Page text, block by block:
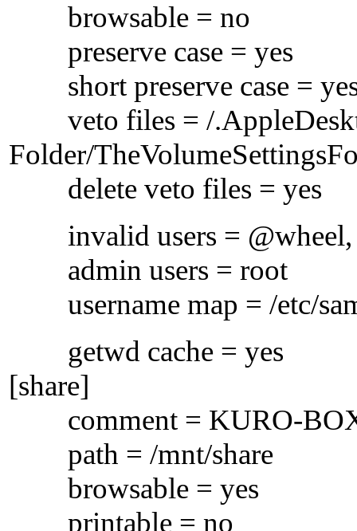
browsable = no
preserve case = yes
short preserve case =
veto files = /
Folder/
delete veto files = yes
invalid users = @wheel,
admin users = root
username map = /etc/
getwd cache = yes
[share]
comment = KURO-BOX
path = /mnt/share
browsable = yes
printable = no